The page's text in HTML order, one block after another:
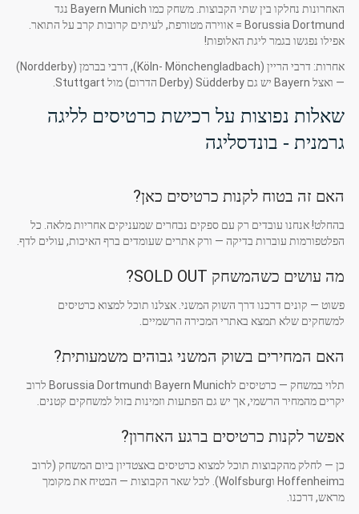
האחרונות נחלקו בין שתי הקבוצות. משחק כמו Bayern Munich נגד
Borussia Dortmund = אווירה מטורפת, לעיתים קרובות קרב על התואר.
אפילו נפגשו בגמר ליגת האלופות!
אחרות: דרבי הריין (Köln- Mönchengladbach), דרבי בברמן (Nordderby)
— ואצל Bayern יש גם Südderby (Derby הדרום) מול Stuttgart.
שאלות נפוצות על רכישת כרטיסים לליגה
גרמנית - בונדסליגה
האם זה בטוח לקנות כרטיסים כאן?
בהחלט! אנחנו עובדים רק עם ספקים נבחרים שמעניקים אחריות מלאה. כל
הפלטפורמות עוברות בדיקה — ורק אתרים שעומדים ברף האיכות, עולים לדף.
מה עושים כשהמשחק SOLD OUT?
פשוט — קונים דרכנו דרך השוק המשני. אצלנו תוכל למצוא כרטיסים
למשחקים שלא תמצא באתרי המכירה הרשמיים.
האם המחירים בשוק המשני גבוהים משמעותית?
תלוי במשחק — כרטיסים לBayern Munich וBorussia Dortmund לרוב
יקרים מהמחיר הרשמי, אך יש גם הפתעות וזמינות בזול למשחקים קטנים.
אפשר לקנות כרטיסים ברגע האחרון?
כן — לחלק מהקבוצות תוכל למצוא כרטיסים באצטדיון ביום המשחק (לרוב
בHoffenheim וWolfsburg). לכל שאר הקבוצות — הבטיח את מקומך
מראש, דרכנו.